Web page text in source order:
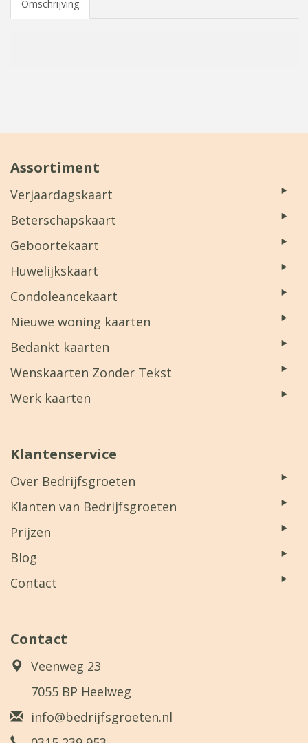
Omschrijving
Assortiment
Verjaardagskaart
Beterschapskaart
Geboortekaart
Huwelijkskaart
Condoleancekaart
Nieuwe woning kaarten
Bedankt kaarten
Wenskaarten Zonder Tekst
Werk kaarten
Klantenservice
Over Bedrijfsgroeten
Klanten van Bedrijfsgroeten
Prijzen
Blog
Contact
Contact
Veenweg 23
7055 BP Heelweg
info@bedrijfsgroeten.nl